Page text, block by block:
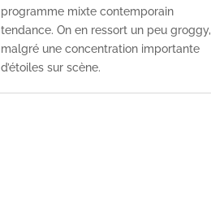
programme mixte contemporain
tendance. On en ressort un peu groggy,
malgré une concentration importante
d’étoiles sur scène.